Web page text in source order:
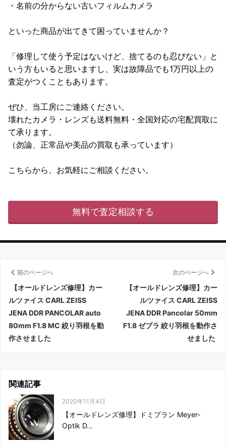
・名前の分からない古いフィルムカメラ
といった商品が出てきて困っていませんか？
「修理して使う予定はないけど、捨てるのも忍びない」と
いう方もいると思いますし、実は故障品でも1万円以上の
査定がつくこともあります。
ぜひ、当工房にご連絡ください。
壊れたカメラ・レンズも送料無料・全国対応の宅配買取に
て承ります。
（勿論、正常品や美品の買取も承っています）
こちらから、お気軽にご相談ください。
無料で査定相談する
前のページへ
【オールドレンズ修理】カー
ルツァイス CARL ZEISS
JENA DDR PANCOLAR auto
80mm F1.8 MC 絞り羽根を動
作させました
次のページへ
【オールドレンズ修理】カー
ルツァイス CARL ZEISS
JENA DDR Pancolar 50mm
F1.8 ゼブラ 絞り羽根を動作さ
せました
関連記事
2020年11月4日
【オールドレンズ修理】ドミプラン Meyer-
Optik D...